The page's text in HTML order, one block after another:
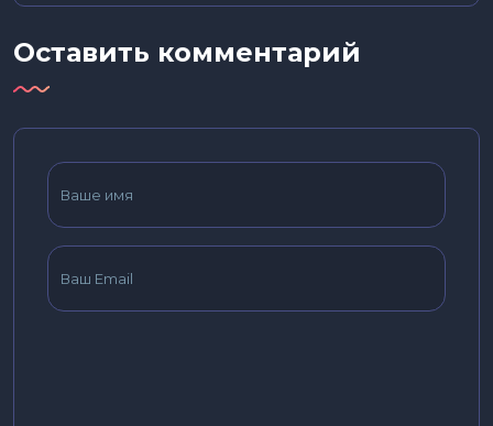
Оставить комментарий